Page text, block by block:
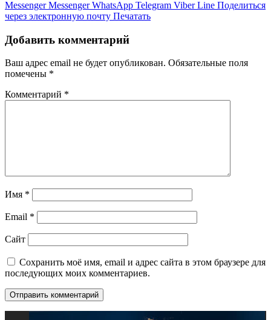
Messenger Messenger WhatsApp Telegram Viber Line Поделиться
через электронную почту Печатать
Добавить комментарий
Ваш адрес email не будет опубликован. Обязательные поля
помечены *
Комментарий *
Имя *
Email *
Сайт
Сохранить моё имя, email и адрес сайта в этом браузере для
последующих моих комментариев.